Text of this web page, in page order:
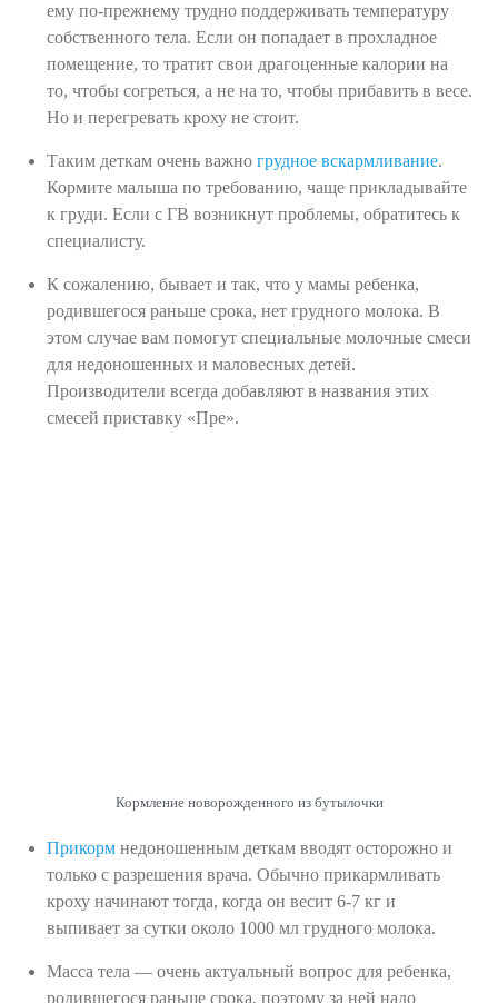
ему по-прежнему трудно поддерживать температуру
собственного тела. Если он попадает в прохладное
помещение, то тратит свои драгоценные калории на
то, чтобы согреться, а не на то, чтобы прибавить в весе.
Но и перегревать кроху не стоит.
Таким деткам очень важногрудное вскармливание.
Кормите малыша по требованию, чаще прикладывайте
к груди. Если с ГВ возникнут проблемы, обратитесь к
специалисту.
К сожалению, бывает и так, что у мамы ребенка,
родившегося раньше срока, нет грудного молока. В
этом случае вам помогут специальные молочные смеси
для недоношенных и маловесных детей.
Производители всегда добавляют в названия этих
смесей приставку «Пре».
Кормление новорожденного из бутылочки
Прикорм недоношенным деткам вводят осторожно и
только с разрешения врача. Обычно прикармливать
кроху начинают тогда, когда он весит 6-7 кг и
выпивает за сутки около 1000 мл грудного молока.
Масса тела — очень актуальный вопрос для ребенка,
родившегося раньше срока, поэтому за ней надо